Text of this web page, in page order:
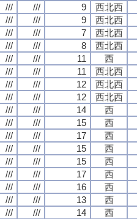
/// /// 9
西北西
/// /// 9
西北西
/// /// 7
西北西
/// /// 8
西北西
/// /// 11
西
/// /// 11
西北西
/// /// 12
西北西
/// /// 12
西北西
/// /// 14
西
/// /// 15
西
/// /// 17
西
/// /// 15
西
/// /// 15
西
/// /// 17
西
/// /// 16
西
/// /// 13
西
/// /// 14
西
/// /// 9
西北西
/// /// 9
西北西
/// /// 7
西北西
/// /// 8
西北西
/// /// 11
西
/// /// 11
西北西
/// /// 12
西北西
/// /// 12
西北西
/// /// 14
西
/// /// 15
西
/// /// 17
西
/// /// 15
西
/// /// 15
西
/// /// 17
西
/// /// 16
西
/// /// 13
西
/// /// 14
西
/// /// 9
西北西
/// /// 9
西北西
/// /// 7
西北西
/// /// 8
西北西
/// /// 11
西
/// /// 11
西北西
/// /// 12
西北西
/// /// 12
西北西
/// /// 14
西
/// /// 15
西
/// /// 17
西
/// /// 15
西
/// /// 15
西
/// /// 17
西
/// /// 16
西
/// /// 13
西
/// /// 14
西
/// /// 9
西北西
/// /// 9
西北西
/// /// 7
西北西
/// /// 8
西北西
/// /// 11
西
/// /// 11
西北西
/// /// 12
西北西
/// /// 12
西北西
/// /// 14
西
/// /// 15
西
/// /// 17
西
/// /// 15
西
/// /// 15
西
/// /// 17
西
/// /// 16
西
/// /// 13
西
/// /// 14
西